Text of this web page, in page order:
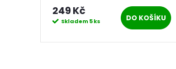
249 Kč
Skladem5 ks DO KOŠÍKU